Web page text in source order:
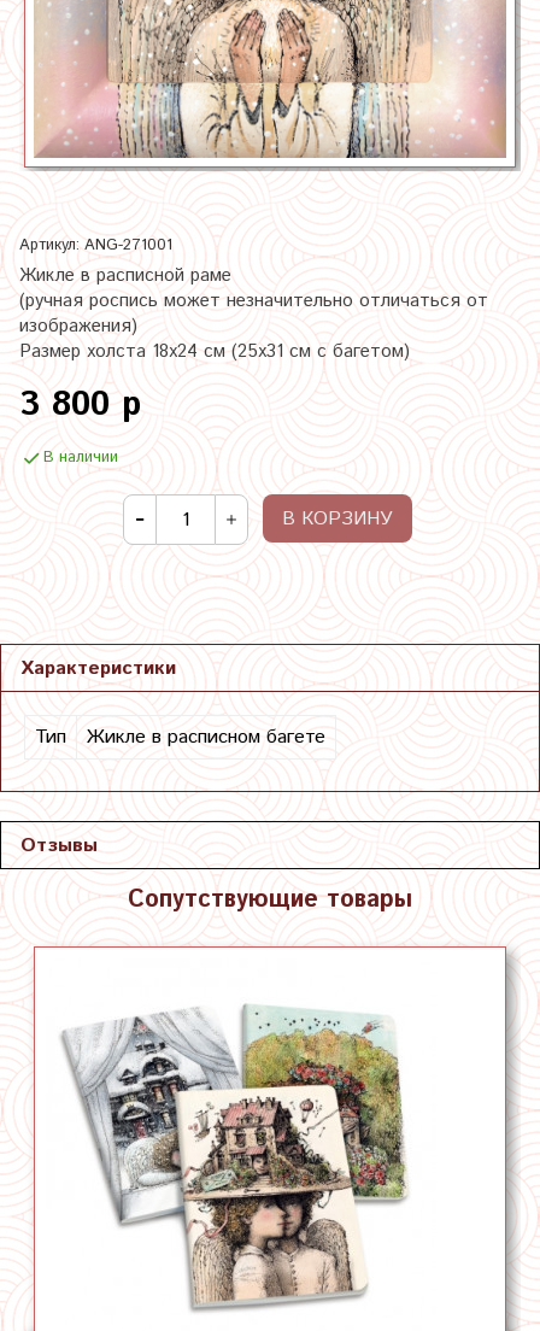
Артикул: ANG-271001
Жикле в расписной раме
(ручная роспись может незначительно отличаться от
изображения)
Размер холста 18х24 см (25х31 см с багетом)
3 800 р
В наличии
В КОРЗИНУ
Характеристики
Тип Жикле в расписном багете
Отзывы
Сопутствующие товары